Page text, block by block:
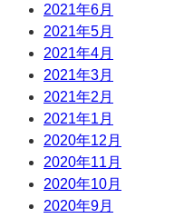
2021年6月
2021年5月
2021年4月
2021年3月
2021年2月
2021年1月
2020年12月
2020年11月
2020年10月
2020年9月